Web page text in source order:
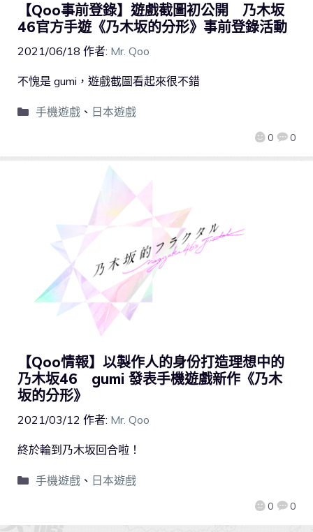
【Qoo事前登錄】遊戲截圖初公開 乃木坂
46官方手遊《乃木坂的分形》事前登錄活動
2021/06/18 作者: Mr. Qoo
0 0
不愧是 gumi，遊戲截圖看起來很不錯
手機遊戲、 日本遊戲
【Qoo情報】以製作人的身份打造理想中的
乃木坂46 gumi 發表手機遊戲新作《乃木
坂的分形》
2021/03/12 作者: Mr. Qoo
0 0
終於輪到乃木坂回合啦！
手機遊戲、 日本遊戲